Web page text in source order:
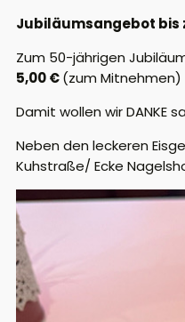
Jubiläumsangebot bis
Zum 50-jährigen
5,00 €(zum Mitnehmen)
Damit wollen wir DANKE
Neben den leckeren
Kuhstraße/ Ecke